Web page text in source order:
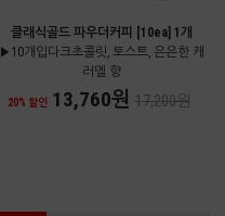
클래식골드 파우더커피 [10ea] 1개
▶10개입다크초콜릿, 토스트, 은은한 캐
러멜 향
20% 할인 13,760원 17,200원